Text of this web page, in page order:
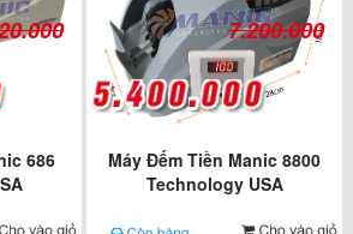
686
7.200.000
Máy Đếm Tiền Manic 8800
Technology USA